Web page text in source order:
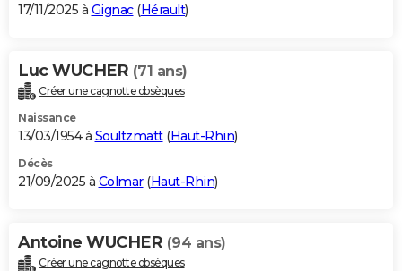
17/11/2025 à Gignac(Hérault)
Luc WUCHER (71 ans)
Créer une cagnotte obsèques
Naissance
13/03/1954 à Soultzmatt(Haut-Rhin)
Décès
21/09/2025 à Colmar(Haut-Rhin)
Antoine WUCHER (94 ans)
Créer une cagnotte obsèques